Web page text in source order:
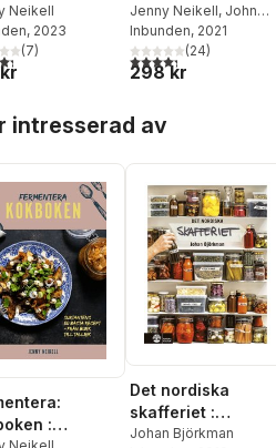
50
recept - från
tallrik
Neikell
, 2023
5 stjärnor. Totalt antal röster:
(7)
grönsaker och fyll
ditt skafferi
Jenny Neikell, John
Taylor
Inbunden, 2021
4,3utav 5 stjärnor.
(24)
298 kr
intresserad av
:
Det nordiska
skafferiet :
torkning,
Johan Björkman